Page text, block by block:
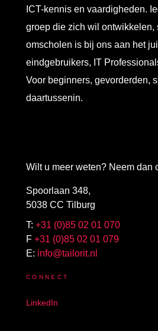
Wilt u meer weten? Neem dan
Spoorlaan 348,
5038 CC Tilburg
T: +31 (0)85 02 01 070
F +31 (0)85 02 01 079
E: info@tailorit.nl
CONNECT
LinkedIn
ICT-kennis en vaardigheden.
groep die zich wil ontwikkelen,
omscholen is bij ons aan het
eindgebruikers, IT
Voor beginners, gevorderden,
daartussenin.